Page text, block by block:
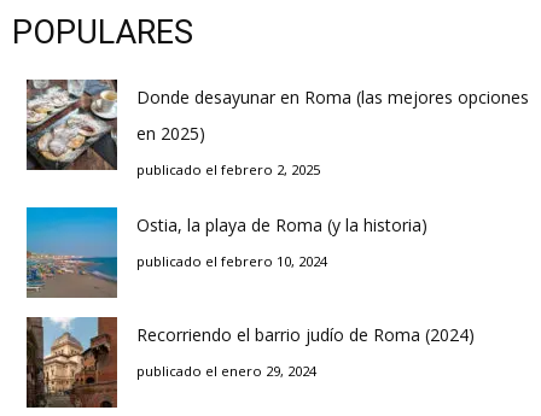
POPULARES
Donde desayunar en Roma (las mejores opciones
en 2025)
publicado el febrero 2, 2025
Ostia, la playa de Roma (y la historia)
publicado el febrero 10, 2024
Recorriendo el barrio judío de Roma (2024)
publicado el enero 29, 2024